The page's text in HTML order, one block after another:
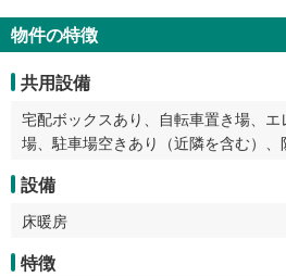
物件の特徴
共用設備
宅配ボックスあり、自転車置き場、エ
場、駐車場空きあり（近隣を含む）、
設備
床暖房
特徴